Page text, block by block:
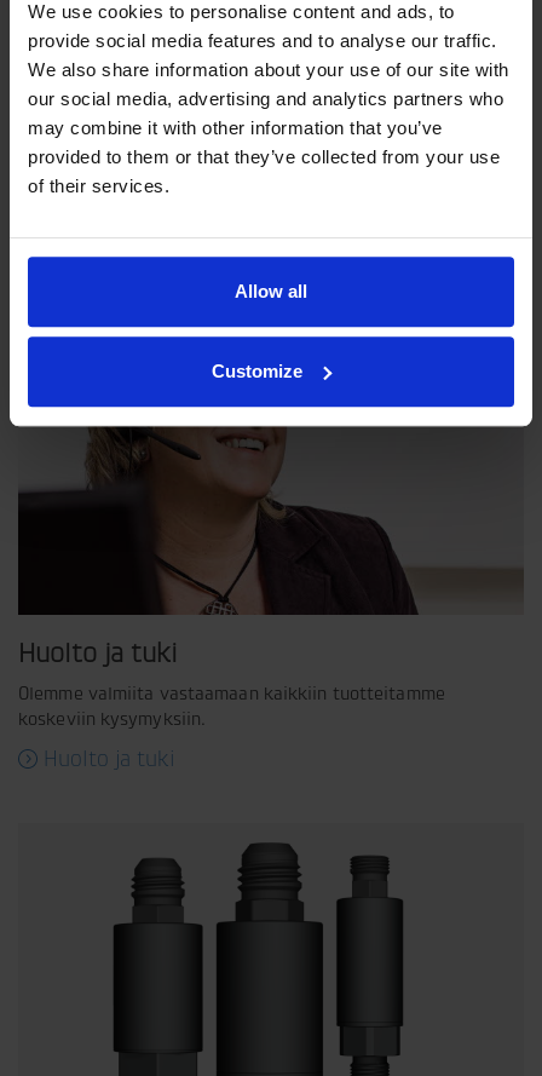
We use cookies to personalise content and ads, to
provide social media features and to analyse our traffic.
We also share information about your use of our site with
our social media, advertising and analytics partners who
may combine it with other information that you’ve
provided to them or that they’ve collected from your use
of their services.
Allow all
Customize
Filosofiamme
Indexator Rotator Systems AB:n yritysfilosofia on yhteinen
Huolto ja tuki
Olemme valmiita vastaamaan kaikkiin tuotteitamme
koskeviin kysymyksiin.
Huolto ja tuki